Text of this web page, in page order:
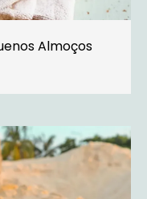
Almoços